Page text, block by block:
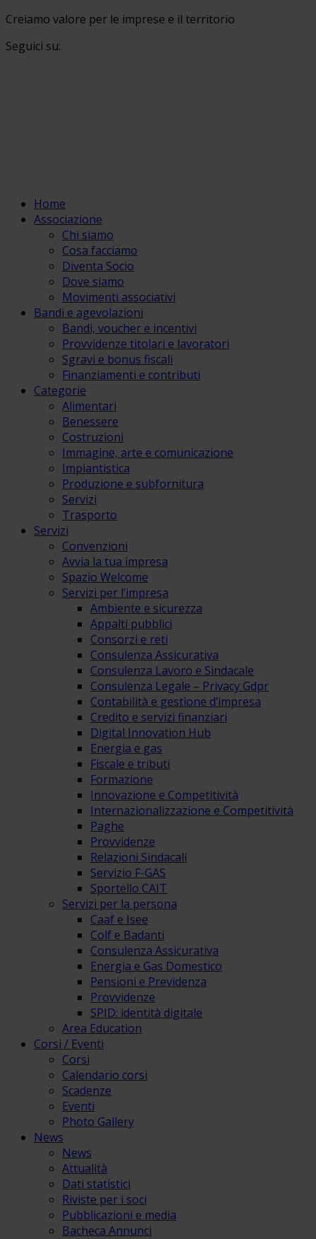
Creiamo valore per le imprese e il territorio
Seguici su:
Home
Associazione
Chi siamo
Cosa facciamo
Diventa Socio
Dove siamo
Movimenti associativi
Bandi e agevolazioni
Bandi, voucher e incentivi
Provvidenze titolari e lavoratori
Sgravi e bonus fiscali
Finanziamenti e contributi
Categorie
Alimentari
Benessere
Costruzioni
Immagine, arte e comunicazione
Impiantistica
Produzione e subfornitura
Servizi
Trasporto
Servizi
Convenzioni
Avvia la tua impresa
Spazio Welcome
Servizi per l’impresa
Ambiente e sicurezza
Appalti pubblici
Consorzi e reti
Consulenza Assicurativa
Consulenza Lavoro e Sindacale
Consulenza Legale – Privacy Gdpr
Contabilità e gestione d’impresa
Credito e servizi finanziari
Digital Innovation Hub
Energia e gas
Fiscale e tributi
Formazione
Innovazione e Competitività
Internazionalizzazione e Competitività
Paghe
Provvidenze
Relazioni Sindacali
Servizio F-GAS
Sportello CAIT
Servizi per la persona
Caaf e Isee
Colf e Badanti
Consulenza Assicurativa
Energia e Gas Domestico
Pensioni e Previdenza
Provvidenze
SPID: identità digitale
Area Education
Corsi / Eventi
Corsi
Calendario corsi
Scadenze
Eventi
Photo Gallery
News
News
Attualità
Dati statistici
Riviste per i soci
Pubblicazioni e media
Bacheca Annunci